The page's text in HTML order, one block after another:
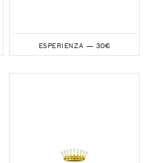
ESPERIENZA — 30€